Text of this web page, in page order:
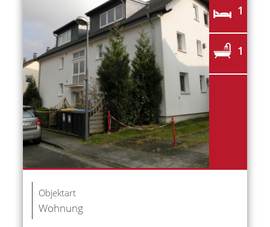
1
1
Objektart
Wohnung